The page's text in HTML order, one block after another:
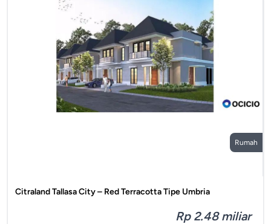
Rumah
Citraland Tallasa City – Red Terracotta Tipe Umbria
Rp 2.48 miliar